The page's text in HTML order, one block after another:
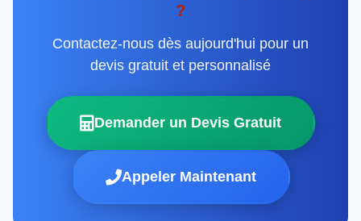
?
Contactez-nous dès aujourd'hui pour un
devis gratuit et personnalisé
Demander un Devis Gratuit
Appeler Maintenant